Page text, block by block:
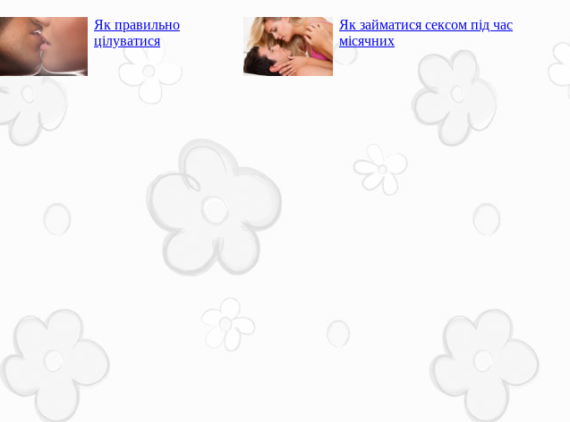
Як правильно
цілуватися
Як займатися сексом під час
місячних